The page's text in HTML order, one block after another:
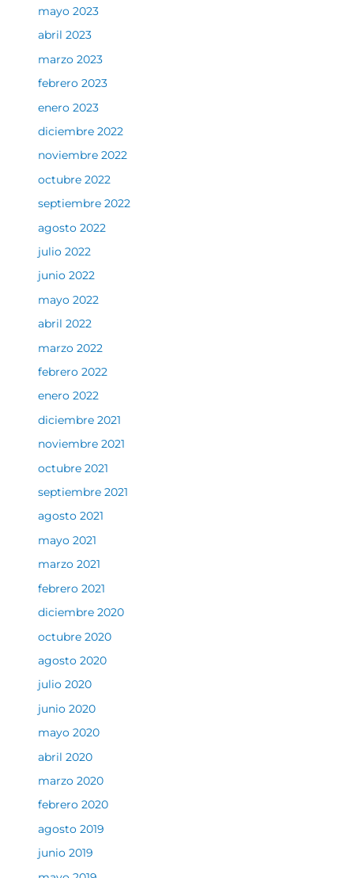
mayo 2023
abril 2023
marzo 2023
febrero 2023
enero 2023
diciembre 2022
noviembre 2022
octubre 2022
septiembre 2022
agosto 2022
julio 2022
junio 2022
mayo 2022
abril 2022
marzo 2022
febrero 2022
enero 2022
diciembre 2021
noviembre 2021
octubre 2021
septiembre 2021
agosto 2021
mayo 2021
marzo 2021
febrero 2021
diciembre 2020
octubre 2020
agosto 2020
julio 2020
junio 2020
mayo 2020
abril 2020
marzo 2020
febrero 2020
agosto 2019
junio 2019